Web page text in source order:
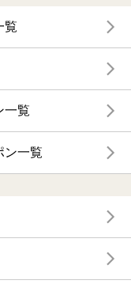
覧
一覧
ン一覧